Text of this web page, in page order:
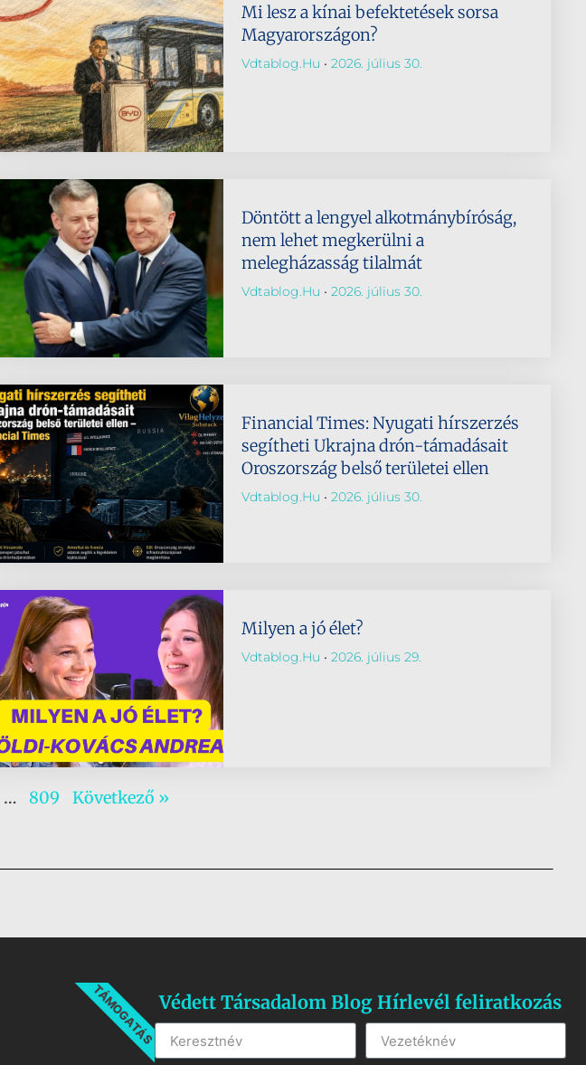
Mi lesz a kínai befektetések sorsa
Magyarországon?
Vdtablog.hu 2026. július 30.
Döntött a lengyel alkotmánybíróság,
nem lehet megkerülni a
melegházasság tilalmát
Vdtablog.hu 2026. július 30.
Financial Times: Nyugati hírszerzés
segítheti Ukrajna drón-támadásait
Oroszország belső területei ellen
Vdtablog.hu 2026. július 30.
Milyen a jó élet?
Vdtablog.hu 2026. július 29.
… 809 Következő »
TÁMOGATÁSVédett Társadalom Blog Hírlevél feliratkozás